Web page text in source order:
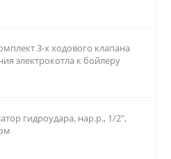
3-х ходового клапана
электрокотла к бойлеру
гидроудара, нар.р., 1/2",